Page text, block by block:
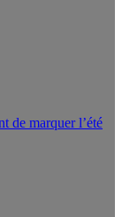
de marquer l’été